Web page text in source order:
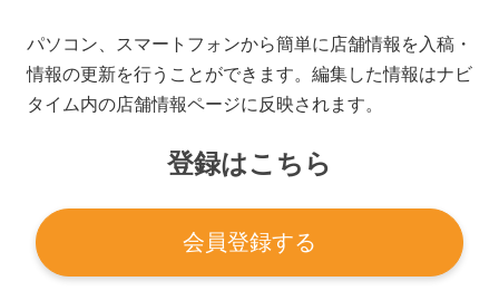
パソコン、スマートフォンから簡単に店舗情報を入稿・
情報の更新を行うことができます。編集した情報はナビ
タイム内の店舗情報ページに反映されます。
登録はこちら
会員登録する